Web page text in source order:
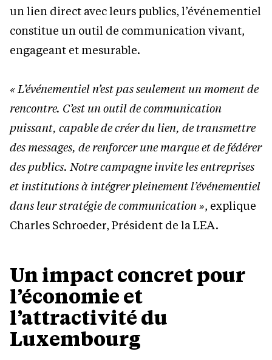
un lien direct avec leurs publics, l’événementiel
constitue un outil de communication vivant,
engageant et mesurable.
« L’événementiel n’est pas seulement un moment de
rencontre. C’est un outil de communication
puissant, capable de créer du lien, de transmettre
des messages, de renforcer une marque et de fédérer
des publics. Notre campagne invite les entreprises
et institutions à intégrer pleinement l’événementiel
dans leur stratégie de communication », explique
Charles Schroeder, Président de la LEA.
Un impact concret pour
l’économie et
l’attractivité du
Luxembourg